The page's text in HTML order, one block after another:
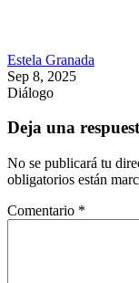
Estela Granada
Sep 8, 2025
Diálogo
Deja una
No se publicará tu
obligatorios están
Comentario *